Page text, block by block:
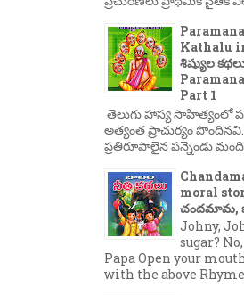
Kathalu
శిష్యుల
Part 1
తెలుగు హాస్య సాహిత్యంలో
అత్యంత ప్రాచుర్యం
ప్రతిరూపాలైన పన్నెండు మంది
moral
చందమామ,
Johny,
sugar?
Papa Open your
with the above